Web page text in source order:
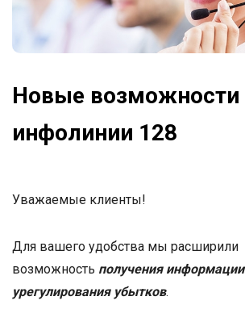
Новые возможности
инфолинии 128
Уважаемые клиенты!
Для вашего удобства мы расширили
возможность получения
урегулирования убытков.